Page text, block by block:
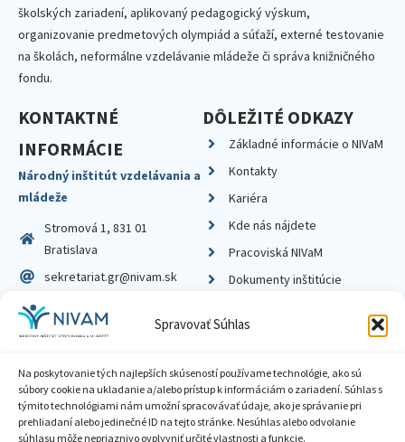
Spravovať Súhlas
Na poskytovanie tých najlepších skúseností používame technológie, ako sú
súbory cookie na ukladanie a/alebo prístup k informáciám o zariadení. Súhlas s
týmito technológiami nám umožní spracovávať údaje, ako je správanie pri
prehliadaní alebo jedinečné ID na tejto stránke. Nesúhlas alebo odvolanie
súhlasu môže nepriaznivo ovplyvniť určité vlastnosti a funkcie.
školských zariadení, aplikovaný pedagogický výskum,
organizovanie predmetových olympiád a súťaží, externé testovanie
na školách, neformálne vzdelávanie mládeže či správa knižničného
fondu.
KONTAKTNÉ
INFORMÁCIE
Národný inštitút vzdelávania a
mládeže
Stromová 1, 831 01
Bratislava
sekretariat.gr@nivam.sk
IČO: 00164348
DIČ: 2020798714
DÔLEŽITÉ ODKAZY
Základné informácie o NIVaM
Kontakty
Kariéra
Kde nás nájdete
Pracoviská NIVaM
Dokumenty inštitúcie
Zásady ochrany súkromia